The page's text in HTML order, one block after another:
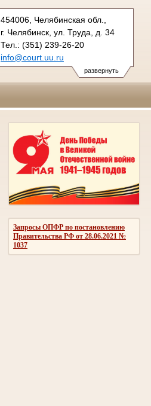
развернуть
454006, Челябинская обл.,
г. Челябинск, ул. Труда, д. 34
Тел.: (351) 239-26-20
info@court.uu.ru
chel_os@court.uu.ru
Запросы ОПФР по постановлению
Правительства РФ от 28.06.2021 №
1037